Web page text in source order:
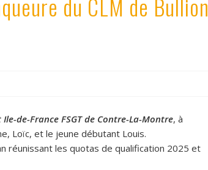
du CLM de Bullion
de-France FSGT de Contre-La-Montre, à
Loïc, et le jeune débutant Louis.
réunissant les quotas de qualification 2025 et